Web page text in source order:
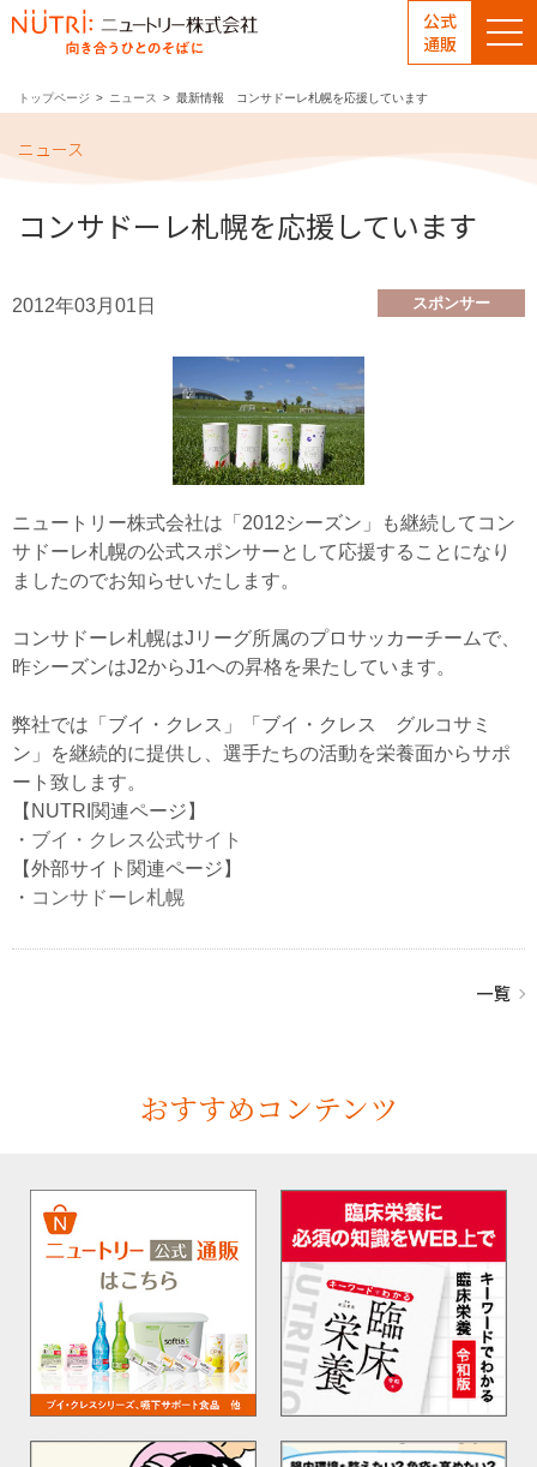
公式
通販
トップページ ニュース 最新情報 コンサドーレ札幌を応援しています
ニュース
コンサドーレ札幌を応援しています
2012年03月01日 スポンサー
ニュートリー株式会社は「2012シーズン」も継続してコン
サドーレ札幌の公式スポンサーとして応援することになり
ましたのでお知らせいたします。
コンサドーレ札幌はJリーグ所属のプロサッカーチームで、
昨シーズンはJ2からJ1への昇格を果たしています。
弊社では「ブイ・クレス」「ブイ・クレス グルコサミ
ン」を継続的に提供し、選手たちの活動を栄養面からサポ
ート致します。
【NUTRI関連ページ】
・ ブイ・クレス公式サイト
【外部サイト関連ページ】
・ コンサドーレ札幌
おすすめコンテンツ